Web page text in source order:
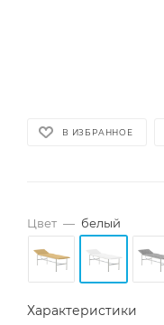
В ИЗБРАННОЕ
Цвет — белый
Характеристики